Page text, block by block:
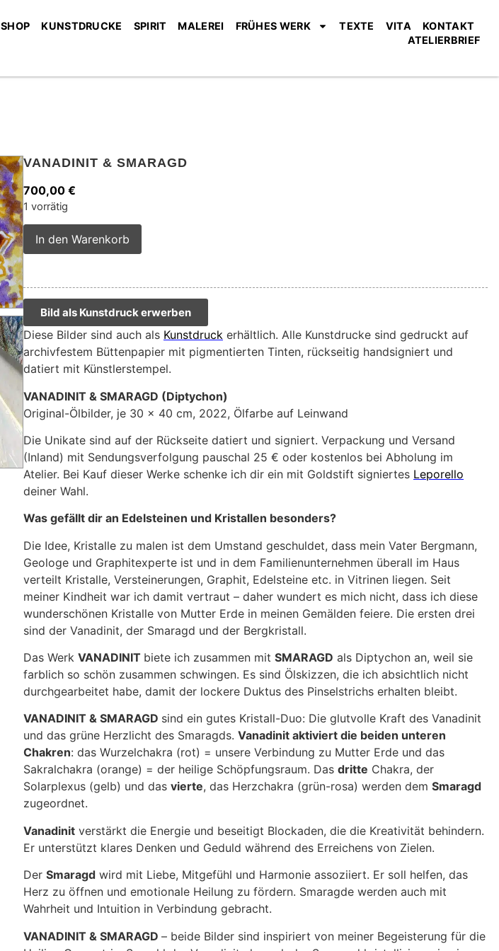
SHOP KUNSTDRUCKE SPIRIT MALEREI FRÜHES WERK TEXTE VITA
KONTAKT
ATELIERBRIEF
VANADINIT & SMARAGD
700,00 €
1 vorrätig
In den Warenkorb
Bild als Kunstdruck erwerben
Diese Bilder sind auch als Kunstdruck erhältlich. Alle Kunstdrucke sind gedruckt auf
archivfestem Büttenpapier mit pigmentierten Tinten, rückseitig handsigniert und
datiert mit Künstlerstempel.
VANADINIT & SMARAGD (Diptychon)
Original-Ölbilder, je 30 x 40 cm, 2022, Ölfarbe auf Leinwand
Die Unikate sind auf der Rückseite datiert und signiert. Verpackung und Versand
(Inland) mit Sendungsverfolgung pauschal 25 € oder kostenlos bei Abholung im
Atelier. Bei Kauf dieser Werke schenke ich dir ein mit Goldstift signiertes Leporello
deiner Wahl.
Was gefällt dir an Edelsteinen und Kristallen besonders?
Die Idee, Kristalle zu malen ist dem Umstand geschuldet, dass mein Vater Bergmann,
Geologe und Graphitexperte ist und in dem Familienunternehmen überall im Haus
verteilt Kristalle, Versteinerungen, Graphit, Edelsteine etc. in Vitrinen liegen. Seit
meiner Kindheit war ich damit vertraut – daher wundert es mich nicht, dass ich diese
wunderschönen Kristalle von Mutter Erde in meinen Gemälden feiere. Die ersten drei
sind der Vanadinit, der Smaragd und der Bergkristall.
Das Werk VANADINIT biete ich zusammen mit SMARAGD als Diptychon an, weil sie
farblich so schön zusammen schwingen. Es sind Ölskizzen, die ich absichtlich nicht
durchgearbeitet habe, damit der lockere Duktus des Pinselstrichs erhalten bleibt.
VANADINIT & SMARAGD sind ein gutes Kristall-Duo: Die glutvolle Kraft des Vanadinit
und das grüne Herzlicht des Smaragds. Vanadinit aktiviert die beiden unteren
Chakren: das Wurzelchakra (rot) = unsere Verbindung zu Mutter Erde und das
Sakralchakra (orange) = der heilige Schöpfungsraum. Das dritte Chakra, der
Solarplexus (gelb) und das vierte, das Herzchakra (grün-rosa) werden dem Smaragd
zugeordnet.
Vanadinit verstärkt die Energie und beseitigt Blockaden, die die Kreativität behindern.
Er unterstützt klares Denken und Geduld während des Erreichens von Zielen.
Der Smaragd wird mit Liebe, Mitgefühl und Harmonie assoziiert. Er soll helfen, das
Herz zu öffnen und emotionale Heilung zu fördern. Smaragde werden auch mit
Wahrheit und Intuition in Verbindung gebracht.
VANADINIT & SMARAGD – beide Bilder sind inspiriert von meiner Begeisterung für die